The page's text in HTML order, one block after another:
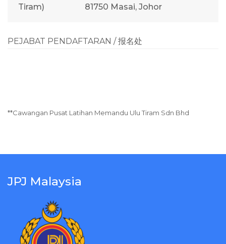
Tiram)
81750 Masai, Johor
PEJABAT PENDAFTARAN / 报名处
**Cawangan Pusat Latihan Memandu Ulu Tiram Sdn Bhd
JPJ Malaysia